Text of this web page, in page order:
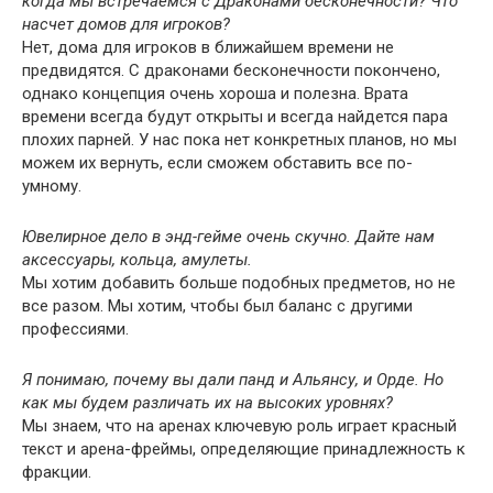
насчет домов для игроков?
Нет, дома для игроков в ближайшем времени не
предвидятся. С драконами бесконечности покончено,
однако концепция очень хороша и полезна. Врата
времени всегда будут открыты и всегда найдется пара
плохих парней. У нас пока нет конкретных планов, но мы
можем их вернуть, если сможем обставить все по-
умному.
Ювелирное дело в энд-гейме очень скучно. Дайте нам
аксессуары, кольца, амулеты.
Мы хотим добавить больше подобных предметов, но не
все разом. Мы хотим, чтобы был баланс с другими
профессиями.
Я понимаю, почему вы дали панд и Альянсу, и Орде. Но
как мы будем различать их на высоких уровнях?
Мы знаем, что на аренах ключевую роль играет красный
текст и арена-фреймы, определяющие принадлежность к
фракции.